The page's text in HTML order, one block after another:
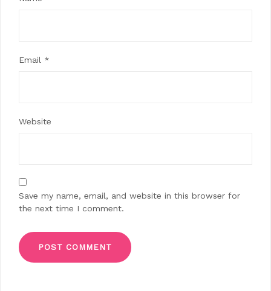
Email *
Website
Save my name, email, and website in this browser for
the next time I comment.